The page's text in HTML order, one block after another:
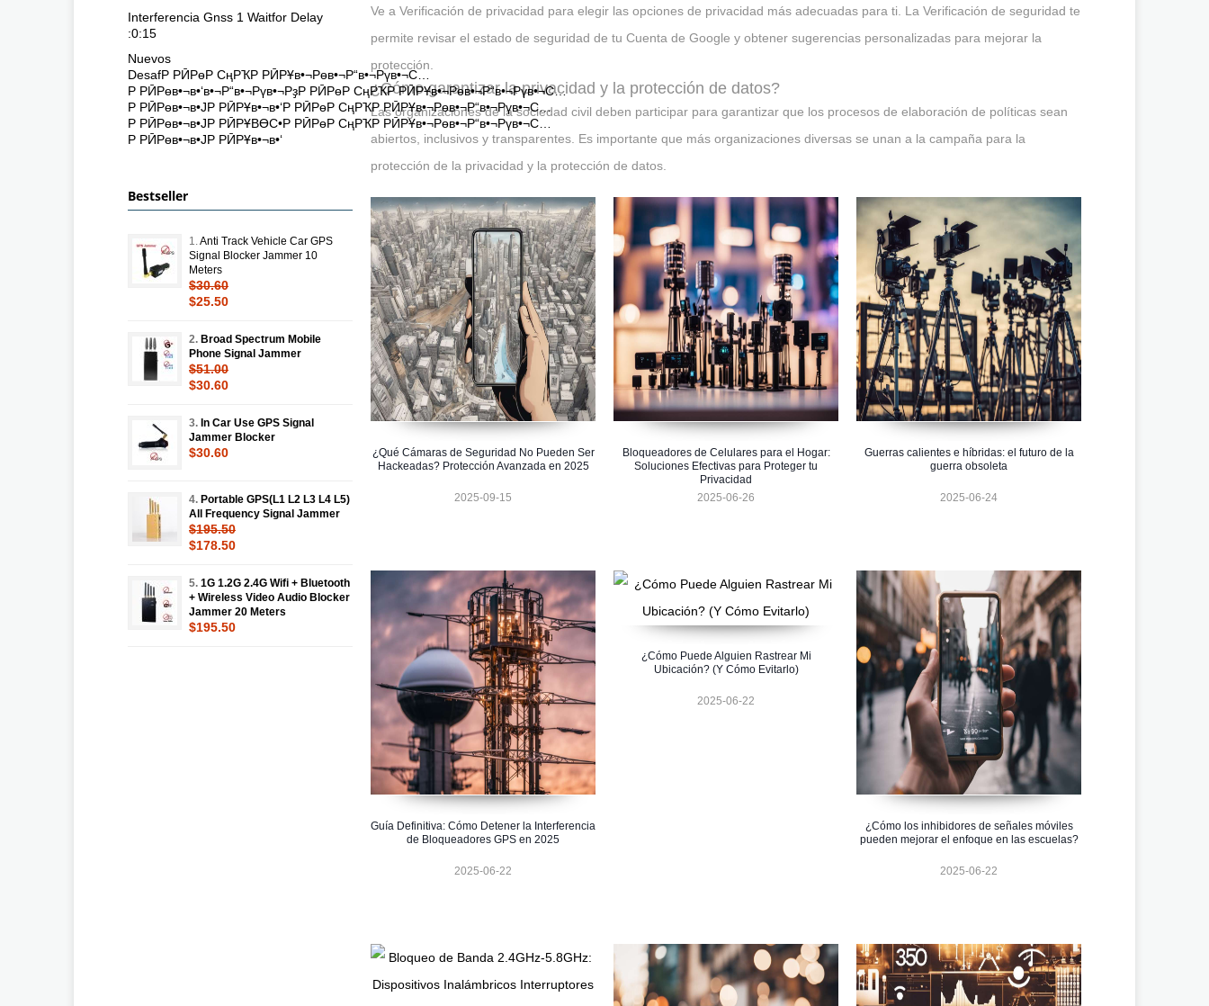
Ve a Verificación de privacidad para elegir las opciones de privacidad más adecuadas para ti. La Verificación de seguridad te
permite revisar el estado de seguridad de tu Cuenta de Google y obtener sugerencias personalizadas para mejorar la
protección.
¿Cómo garantizar la privacidad y la protección de datos?
Las organizaciones de la sociedad civil deben participar para garantizar que los procesos de elaboración de políticas sean
abiertos, inclusivos y transparentes. Es importante que más organizaciones diversas se unan a la campaña para la
protección de la privacidad y la protección de datos.
¿Qué Cámaras de Seguridad No Pueden Ser
Hackeadas? Protección Avanzada en 2025
2025-09-15
Bloqueadores de Celulares para el Hogar:
Soluciones Efectivas para Proteger tu
Privacidad
2025-06-26
Guerras calientes e híbridas: el futuro de la
guerra obsoleta
2025-06-24
Guía Definitiva: Cómo Detener la Interferencia
de Bloqueadores GPS en 2025
2025-06-22
¿Cómo Puede Alguien Rastrear Mi
Ubicación? (Y Cómo Evitarlo)
2025-06-22
¿Cómo los inhibidores de señales móviles
pueden mejorar el enfoque en las escuelas?
2025-06-22
Interferencia Gnss 1 Waitfor Delay
:0:15
Nuevos
DesafР РӢРөР СңРҠР РӢРҰв•¬Рөв•¬Р“в•¬Рүв•¬С…
Р РӢРөв•¬в•‘в•¬Р“в•¬Рүв•¬РҙР РӢРөР СңРҠР РӢРҰв•¬Рөв•¬Р“в•¬Рүв•¬С…
Р РӢРөв•¬в•ЈР РӢРҰв•¬в•‘Р РӢРөР СңРҠР РӢРҰв•¬Рөв•¬Р“в•¬Рүв•¬С…
Р РӢРөв•¬в•ЈР РӢРҰВӨС•Р РӢРөР СңРҠР РӢРҰв•¬Рөв•¬Р“в•¬Рүв•¬С…
Р РӢРөв•¬в•ЈР РӢРҰв•¬в•‘
Bestseller
1. Anti Track Vehicle Car GPS
Signal Blocker Jammer 10
Meters
$30.60
$25.50
2. Broad Spectrum Mobile
Phone Signal Jammer
$51.00
$30.60
3. In Car Use GPS Signal
Jammer Blocker
$30.60
4. Portable GPS(L1 L2 L3 L4 L5)
All Frequency Signal Jammer
$195.50
$178.50
5. 1G 1.2G 2.4G Wifi + Bluetooth
+ Wireless Video Audio Blocker
Jammer 20 Meters
$195.50